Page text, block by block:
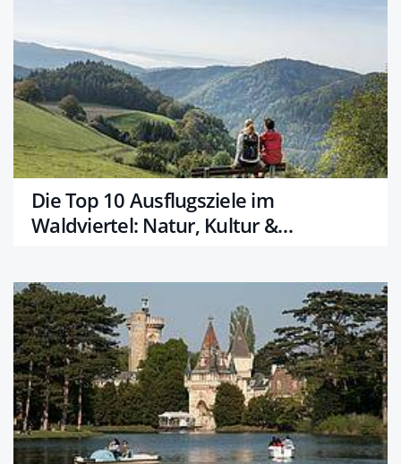
Die Top 10 Ausflugsziele im
Waldviertel: Natur, Kultur &